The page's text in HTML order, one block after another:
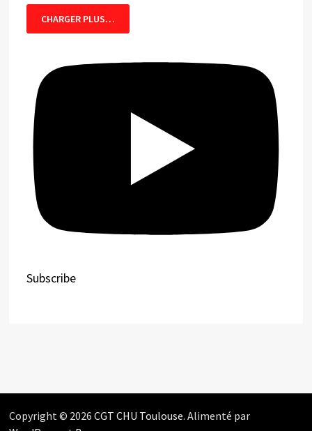
CHARGER PLUS…
Subscribe
Copyright © 2026CGT CHU Toulouse. Alimenté par